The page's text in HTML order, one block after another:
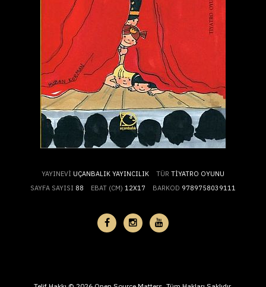
YAYINEVI UÇANBALIK YAYINCILIK TÜR TIYATRO OYUNU
SAYFA SAYISI 88 EBAT (CM) 12X17 BARKOD 9789758039111